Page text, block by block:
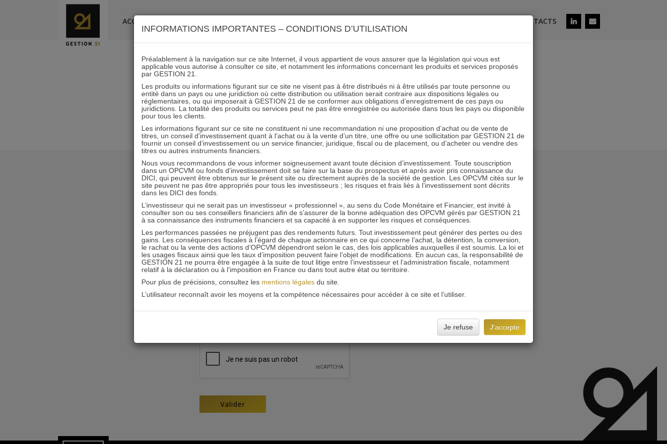
ACCUEIL CONTACTS
Approche-value-triangle
RESTER INFORMÉ
Recevoir nos newsletters
INFORMATIONS IMPORTANTES – CONDITIONS D’UTILISATION
Préalablement à la navigation sur ce site Internet, il vous appartient de vous assurer que la législation qui vous est
applicable vous autorise à consulter ce site, et notamment les informations concernant les produits et services proposés
par GESTION 21.
Les produits ou informations figurant sur ce site ne visent pas à être distribués ni à être utilisés par toute personne ou
entité dans un pays ou une juridiction où cette distribution ou utilisation serait contraire aux dispositions légales ou
réglementaires, ou qui imposerait à GESTION 21 de se conformer aux obligations d’enregistrement de ces pays ou
juridictions. La totalité des produits ou services peut ne pas être enregistrée ou autorisée dans tous les pays ou disponible
pour tous les clients.
Les informations figurant sur ce site ne constituent ni une recommandation ni une proposition d’achat ou de vente de
titres, un conseil d’investissement quant à l’achat ou à la vente d’un titre, une offre ou une sollicitation par GESTION 21 de
fournir un conseil d’investissement ou un service financier, juridique, fiscal ou de placement, ou d’acheter ou vendre des
titres ou autres instruments financiers.
Nous vous recommandons de vous informer soigneusement avant toute décision d’investissement. Toute souscription
dans un OPCVM ou fonds d’investissement doit se faire sur la base du prospectus et après avoir pris connaissance du
DICI, qui peuvent être obtenus sur le présent site ou directement auprès de la société de gestion. Les OPCVM cités sur le
site peuvent ne pas être appropriés pour tous les investisseurs ; les risques et frais liés à l’investissement sont décrits
dans les DICI des fonds.
L’investisseur qui ne serait pas un investisseur « professionnel », au sens du Code Monétaire et Financier, est invité à
consulter son ou ses conseillers financiers afin de s’assurer de la bonne adéquation des OPCVM gérés par GESTION 21
à sa connaissance des instruments financiers et sa capacité à en supporter les risques et conséquences.
Les performances passées ne préjugent pas des rendements futurs. Tout investissement peut générer des pertes ou des
gains. Les conséquences fiscales à l’égard de chaque actionnaire en ce qui concerne l’achat, la détention, la conversion,
le rachat ou la vente des actions d’OPCVM dépendront selon le cas, des lois applicables auxquelles il est soumis. La loi et
les usages fiscaux ainsi que les taux d’imposition peuvent faire l’objet de modifications. En aucun cas, la responsabilité de
GESTION 21 ne pourra être engagée à la suite de tout litige entre l’investisseur et l’administration fiscale, notamment
relatif à la déclaration ou à l’imposition en France ou dans tout autre état ou territoire.
Pour plus de précisions, consultez les mentions légalesdu site.
L’utilisateur reconnaît avoir les moyens et la compétence nécessaires pour accéder à ce site et l’utiliser.
Je refuse J'accepte